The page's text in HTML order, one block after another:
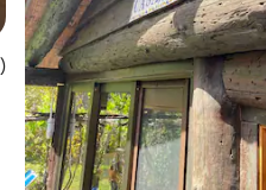
Bewertung: 5 von